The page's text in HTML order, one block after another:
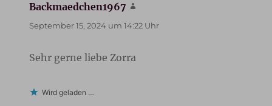
Backmaedchen1967
September 15, 2024 um 14:22 Uhr
Sehr gerne liebe Zorra
Wird geladen …